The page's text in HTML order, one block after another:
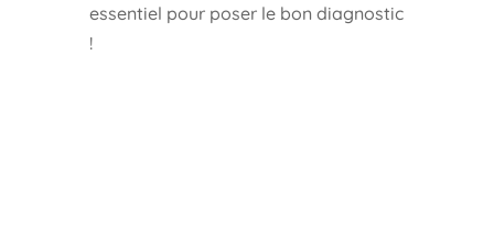
essentiel pour poser le bon diagnostic
!